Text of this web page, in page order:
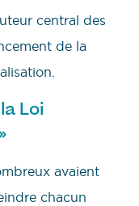
central des
de la
Loi
avaient
chacun